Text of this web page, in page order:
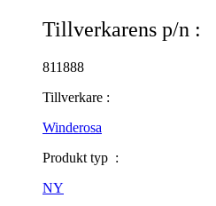
Tillverkarens p/n :
811888
Tillverkare :
Winderosa
Produkt typ :
NY